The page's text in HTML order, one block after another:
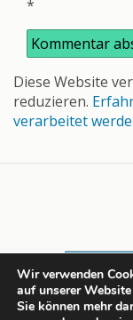
*
Diese Website
reduzieren.
verarbeitet
All
Wir verwenden
auf unserer
Sie können mehr